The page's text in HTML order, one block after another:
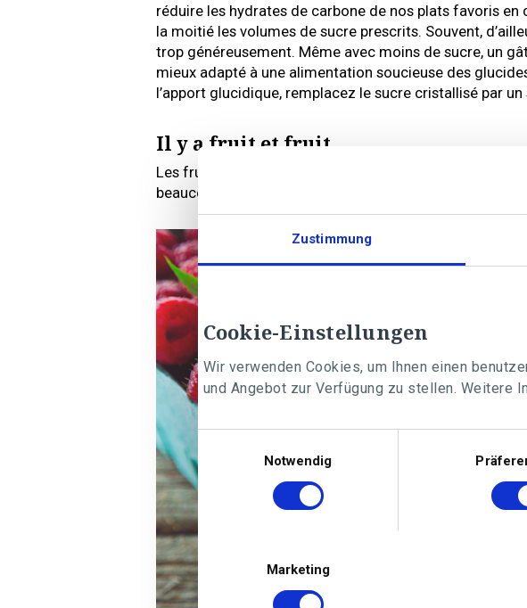
Zustimmung
Cookie-Einstellungen
Wir verwenden Cookies, um Ihnen einen
und Angebot zur Verfügung zu stellen. Weitere
Notwendig
Marketing
réduire les hydrates de carbone de nos plats favoris en
la moitié les volumes de sucre prescrits. Souvent,
trop généreusement. Même avec moins de sucre, un
mieux adapté à une alimentation soucieuse des
l’apport glucidique, remplacez le sucre cristallisé par un
Il y a fruit et fruit
Les fruits sont sains et riches en vitamines. Mais
beaucoup de fructose. Et le fructose contient des